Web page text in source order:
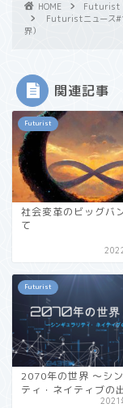
HOME
Futurist
Futuristニュース#1
界）
関連記事
Futurist
社会変革のビッグバ
て
Futurist
2070年の世界 〜シ
ティ・ネイティブの
2021